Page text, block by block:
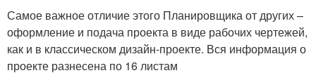
Самое важное отличие этого Планировщика от других –
оформление и подача проекта в виде рабочих чертежей,
как и в классическом дизайн-проекте. Вся информация о
проекте разнесена по 16 листам